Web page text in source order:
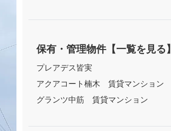
保有・管理物件【一覧を見る】
プレアデス皆実
アクアコート楠木 賃貸マンション
グランツ中筋 賃貸マンション